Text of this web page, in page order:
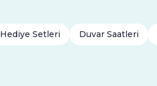
Hediye Setleri Duvar Saatleri